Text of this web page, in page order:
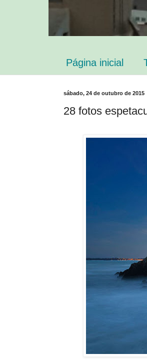
Página inicial
sábado, 24 de outubro de 2015
28 fotos